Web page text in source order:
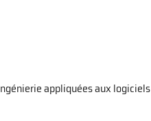
appliquées aux